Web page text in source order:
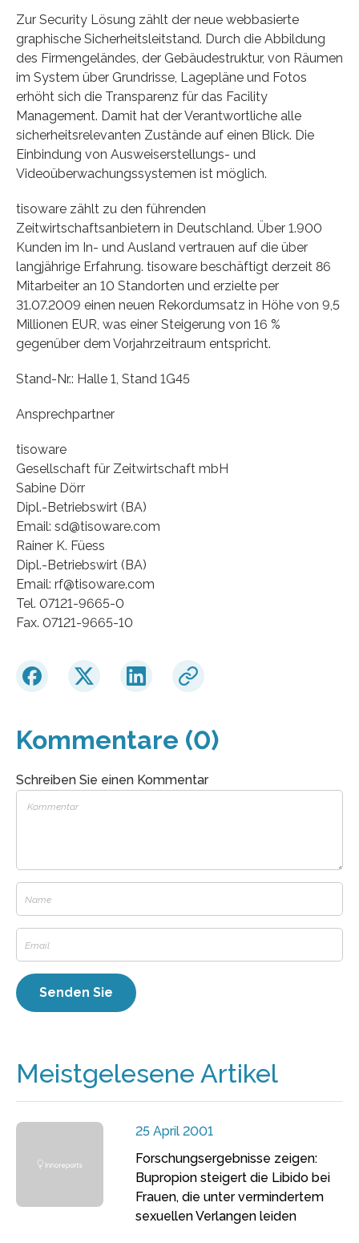
Zur Security Lösung zählt der neue webbasierte
graphische Sicherheitsleitstand. Durch die Abbildung
des Firmengeländes, der Gebäudestruktur, von Räumen
im System über Grundrisse, Lagepläne und Fotos
erhöht sich die Transparenz für das Facility
Management. Damit hat der Verantwortliche alle
sicherheitsrelevanten Zustände auf einen Blick. Die
Einbindung von Ausweiserstellungs- und
Videoüberwachungssystemen ist möglich.
tisoware zählt zu den führenden
Zeitwirtschaftsanbietern in Deutschland. Über 1.900
Kunden im In- und Ausland vertrauen auf die über
langjährige Erfahrung. tisoware beschäftigt derzeit 86
Mitarbeiter an 10 Standorten und erzielte per
31.07.2009 einen neuen Rekordumsatz in Höhe von 9,5
Millionen EUR, was einer Steigerung von 16 %
gegenüber dem Vorjahrzeitraum entspricht.
Stand-Nr.: Halle 1, Stand 1G45
Ansprechpartner
tisoware
Gesellschaft für Zeitwirtschaft mbH
Sabine Dörr
Dipl.-Betriebswirt (BA)
Email: sd@tisoware.com
Rainer K. Füess
Dipl.-Betriebswirt (BA)
Email: rf@tisoware.com
Tel. 07121-9665-0
Fax. 07121-9665-10
Kommentare (0)
Schreiben Sie einen Kommentar
Meistgelesene Artikel
25 April 2001
Forschungsergebnisse zeigen:
Bupropion steigert die Libido bei
Frauen, die unter vermindertem
sexuellen Verlangen leiden